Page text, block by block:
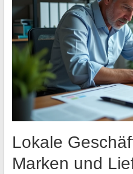
Lokale
Marken und